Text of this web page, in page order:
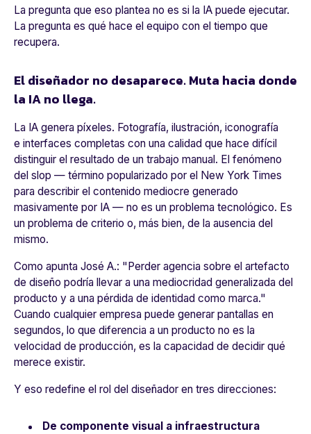
La pregunta que eso plantea no es si la IA puede ejecutar.
La pregunta es qué hace el equipo con el tiempo que
recupera.
El diseñador no desaparece. Muta hacia donde
la IA no llega.
La IA genera píxeles. Fotografía, ilustración, iconografía
e interfaces completas con una calidad que hace difícil
distinguir el resultado de un trabajo manual. El fenómeno
del slop — término popularizado por el New York Times
para describir el contenido mediocre generado
masivamente por IA — no es un problema tecnológico. Es
un problema de criterio o, más bien, de la ausencia del
mismo.
Como apunta José A.: "Perder agencia sobre el artefacto
de diseño podría llevar a una mediocridad generalizada del
producto y a una pérdida de identidad como marca."
Cuando cualquier empresa puede generar pantallas en
segundos, lo que diferencia a un producto no es la
velocidad de producción, es la capacidad de decidir qué
merece existir.
Y eso redefine el rol del diseñador en tres direcciones:
De componente visual a infraestructura